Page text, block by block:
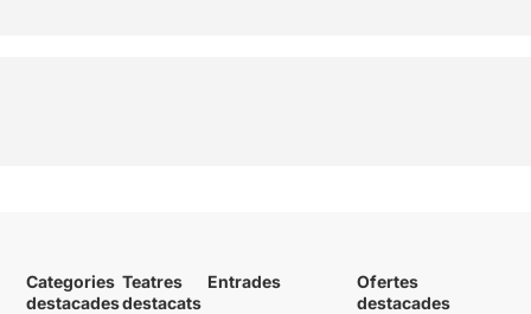
Categories
destacades
Teatres
destacats
Entrades
Ofertes
destacades